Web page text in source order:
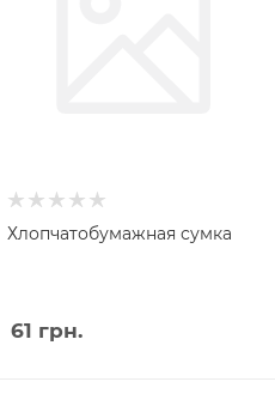
Хлопчатобумажная сумка
61 грн.